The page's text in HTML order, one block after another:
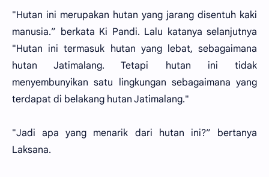
"Hutan ini merupakan hutan yang jarang disentuh kaki
manusia.” berkata Ki Pandi. Lalu katanya selanjutnya
"Hutan ini termasuk hutan yang lebat, sebagaimana
hutan Jatimalang. Tetapi hutan ini tidak
menyembunyikan satu lingkungan sebagaimana yang
terdapat di belakang hutan Jatimalang."
"Jadi apa yang menarik dari hutan ini?” bertanya
Laksana.